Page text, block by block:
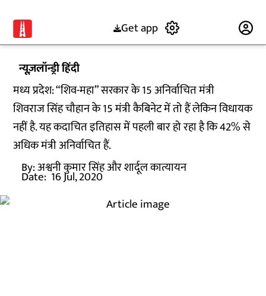
Get app
न्यूज़लॉन्ड्री हिंदी
मध्य प्रदेश: “शिव-महा” सरकार के 15 अनिर्वाचित मंत्री
शिवराज सिंह चौहान के 15 मंत्री कैबिनेट में तो हैं लेकिन विधायक
नहीं है. यह कदाचित इतिहास में पहली बार हो रहा है कि 42% से
अधिक मंत्री अनिर्वाचित हैं.
By:अश्वनी कुमार सिंह और शार्दूल कात्यायन
Date: 16 Jul, 2020